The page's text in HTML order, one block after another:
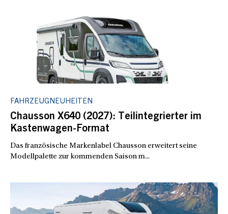
FAHRZEUGNEUHEITEN
Chausson X640 (2027): Teilintegrierter im
Kastenwagen-Format
Das französische Markenlabel Chausson erweitert seine
Modellpalette zur kommenden Saison m...